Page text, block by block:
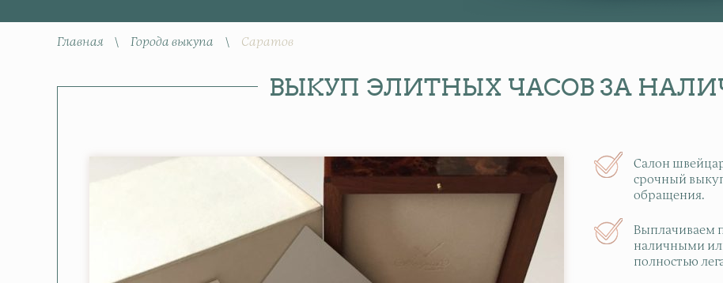
Главная \ Города выкупа \ Саратов
ВЫКУП ЭЛИТНЫХ ЧАСОВ ЗА
Салон
срочный
обращения.
Выплачиваем
наличными
полностью